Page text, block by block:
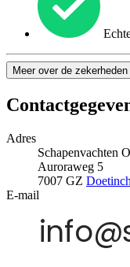
Meer over de zekerheden
Adres
Schapenvachten
Auroraweg 5
7007 GZ
E-mail